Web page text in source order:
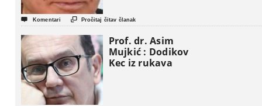
 Komentari  Pročitaj čitav članak
Prof. dr. Asim
Mujkić : Dodikov
Kec iz rukava